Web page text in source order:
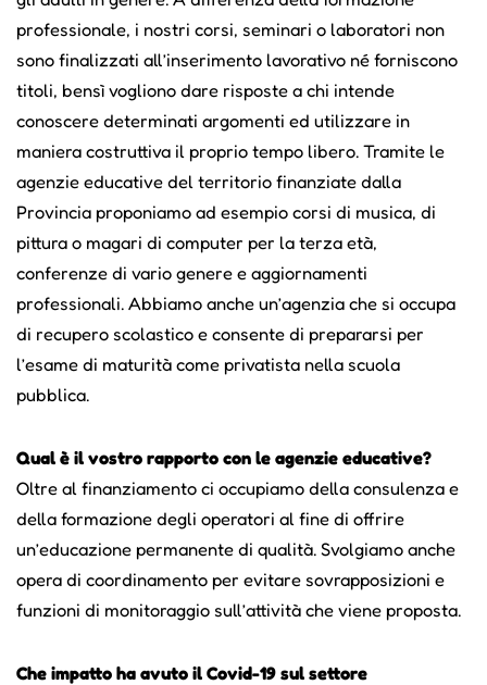
professionale, i nostri corsi, seminari o laboratori non
sono finalizzati all’inserimento lavorativo né forniscono
titoli, bensì vogliono dare risposte a chi intende
conoscere determinati argomenti ed utilizzare in
maniera costruttiva il proprio tempo libero. Tramite le
agenzie educative del territorio finanziate dalla
Provincia proponiamo ad esempio corsi di musica, di
pittura o magari di computer per la terza età,
conferenze di vario genere e aggiornamenti
professionali. Abbiamo anche un’agenzia che si occupa
di recupero scolastico e consente di prepararsi per
l’esame di maturità come privatista nella scuola
pubblica.
Qual è il vostro rapporto con le agenzie educative?
Oltre al finanziamento ci occupiamo della consulenza e
della formazione degli operatori al fine di offrire
un’educazione permanente di qualità. Svolgiamo anche
opera di coordinamento per evitare sovrapposizioni e
funzioni di monitoraggio sull’attività che viene proposta.
Che impatto ha avuto il Covid-19 sul settore